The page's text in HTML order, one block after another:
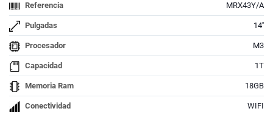
Referencia MRX43Y/A
Pulgadas 14''
Procesador M3
Capacidad 1T
Memoria Ram 18GB
Conectividad WIFI